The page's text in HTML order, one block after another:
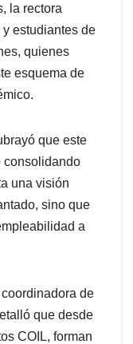
la rectora
estudiantes de
quienes
esquema de
que este
consolidando
una visión
sino que
a
de
que desde
COIL, forman